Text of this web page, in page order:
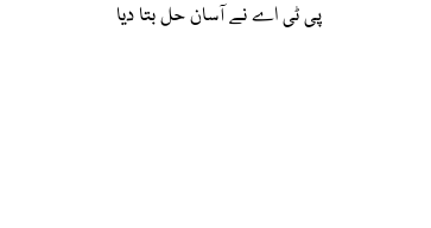
پی ٹی اے نے آسان حل بتا دیا